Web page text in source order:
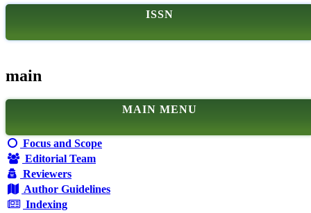
ISSN
main
MAIN MENU
Focus and Scope
Editorial Team
Reviewers
Author Guidelines
Indexing